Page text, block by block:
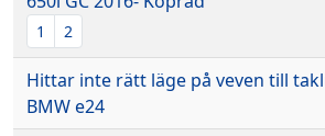
1 2
Hittar inte rätt läge på veven till
BMW e24